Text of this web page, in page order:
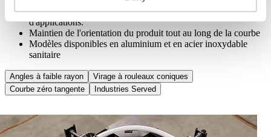
s'adapter à un large éventail d'environnements et
d'applications.
Maintien de l'orientation du produit tout au long de la courbe
Modèles disponibles en aluminium et en acier inoxydable
sanitaire
Angles à faible rayon
Virage à rouleaux coniques
Courbe zéro tangente
Industries Served